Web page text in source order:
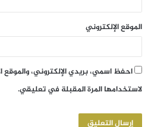
الموقع الإلكتروني
احفظ اسمي، بريدي الإلكتروني،
لاستخدامها المرة المقبلة في تعليقي.